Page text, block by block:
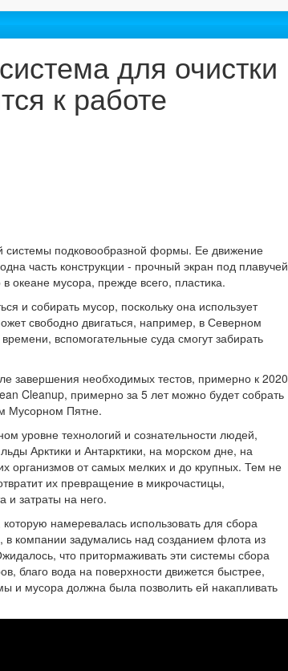
для очистки
к работе
системы подковообразной формы. Ее движение
часть конструкции - прочный экран под плавучей
океане мусора, прежде всего, пластика.
и собирать мусор, поскольку она использует
свободно двигаться, например, в Северном
вспомогательные суда смогут забирать
завершения необходимых тестов, примерно к 2020
Cleanup, примерно за 5 лет можно будет собрать
Мусорном Пятне.
уровне технологий и сознательности людей,
Арктики и Антарктики, на морском дне, на
организмов от самых мелких и до крупных. Тем не
их превращение в микрочастицы,
и затраты на него.
намеревалась использовать для сбора
в компании задумались над созданием флота из
что притормаживать эти системы сбора
благо вода на поверхности движется быстрее,
и мусора должна была позволить ей накапливать